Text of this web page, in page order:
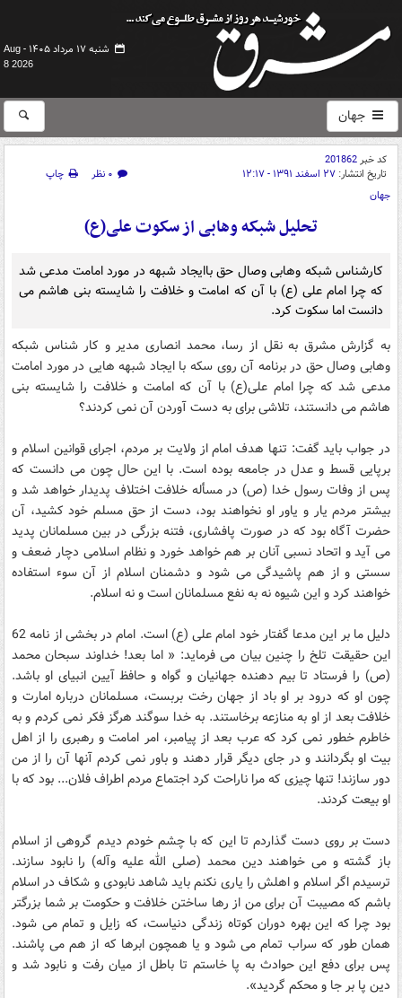
شنبه ۱۷ مرداد ۱۴۰۵ -
Aug
8 2026
جهان
کد خبر201862
تاریخ انتشار: ۲۷ اسفند ۱۳۹۱ - ۱۲:۱۷ ۰ نظر
چاپ
جهان
تحلیل شبکه وهابی از سکوت علی(ع)
کارشناس شبکه وهابی وصال حق باایجاد شبهه در مورد امامت مدعی شد
که چرا امام على (ع) با آن که امامت و خلافت را شایسته بنى هاشم مى
دانست اما سکوت کرد.
به گزارش مشرق به نقل از رسا، محمد انصاری مدیر و کار شناس شبکه
وهابی وصال حق در برنامه آن روی سکه با ایجاد شبهه هایی در مورد امامت
مدعی شد که چرا امام على(ع) با آن که امامت و خلافت را شایسته بنى
هاشم مى دانستند، تلاشى براى به دست آوردن آن نمى کردند؟
در جواب باید گفت: تنها هدف امام از ولایت بر مردم، اجراى قوانین اسلام و
برپایى قسط و عدل در جامعه بوده است. با این حال چون مى دانست که
پس از وفات رسول خدا (ص) در مسأله خلافت اختلاف پدیدار خواهد شد و
بیشتر مردم یار و یاور او نخواهند بود، دست از حق مسلم خود کشید، آن
حضرت آگاه بود که در صورت پافشارى، فتنه بزرگى در بین مسلمانان پدید
مى آید و اتحاد نسبى آنان بر هم خواهد خورد و نظام اسلامى دچار ضعف و
سستى و از هم پاشیدگى مى شود و دشمنان اسلام از آن سوء استفاده
خواهند کرد و این شیوه نه به نفع مسلمانان است و نه اسلام.
دلیل ما بر این مدعا گفتار خود امام علی (ع) است. امام در بخشى از نامه 62
این حقیقت تلخ را چنین بیان مى فرماید: « اما بعد! خداوند سبحان محمد
(ص) را فرستاد تا بیم دهنده جهانیان و گواه و حافظ آیین انبیاى او باشد.
چون او که درود بر او باد از جهان رخت بربست، مسلمانان درباره امارت و
خلافت بعد از او به منازعه برخاستند. به خدا سوگند هرگز فکر نمى کردم و به
خاطرم خطور نمى کرد که عرب بعد از پیامبر، امر امامت و رهبرى را از اهل
بیت او بگردانند و در جاى دیگر قرار دهند و باور نمى کردم آنها آن را از من
دور سازند! تنها چیزى که مرا ناراحت کرد اجتماع مردم اطراف فلان... بود که با
او بیعت کردند.
دست بر روى دست گذاردم تا این که با چشم خودم دیدم گروهى از اسلام
باز گشته و مى خواهند دین محمد (صلى الله علیه وآله) را نابود سازند.
ترسیدم اگر اسلام و اهلش را یارى نکنم باید شاهد نابودى و شکاف در اسلام
باشم که مصیبت آن براى من از رها ساختن خلافت و حکومت بر شما بزرگتر
بود چرا که این بهره دوران کوتاه زندگى دنیاست، که زایل و تمام مى شود.
همان طور که سراب تمام مى شود و یا همچون ابرها که از هم مى پاشند.
پس براى دفع این حوادث به پا خاستم تا باطل از میان رفت و نابود شد و
دین پا بر جا و محکم گردید».